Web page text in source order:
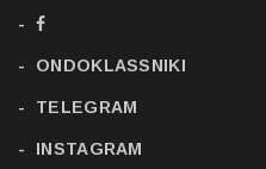
ONDOKLASSNIKI
TELEGRAM
INSTAGRAM